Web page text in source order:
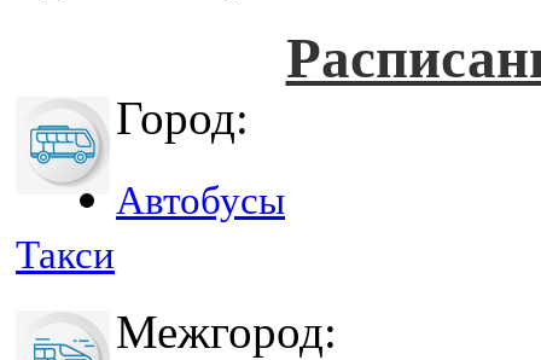
Город:
Автобусы
Такси
Межгород: